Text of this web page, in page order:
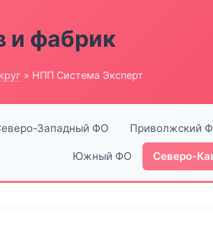
и фабрик
» НПП Система Эксперт
Западный ФО Приволжский
Южный ФО Северо-